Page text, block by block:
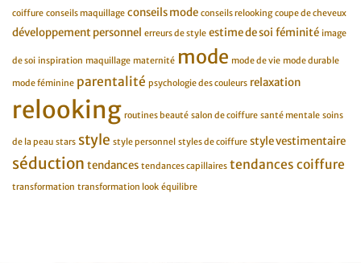
coiffure conseils maquillage conseils mode conseils relooking coupe de cheveux
développement personnel erreurs de style estime de soi féminité image
de soi inspiration maquillage maternité mode mode de vie mode durable
mode féminine parentalité psychologie des couleurs relaxation
relooking routines beauté salon de coiffure santé mentale soins
de la peau stars style style personnel styles de coiffure style vestimentaire
séduction tendances tendances capillaires tendances coiffure
transformation transformation look équilibre